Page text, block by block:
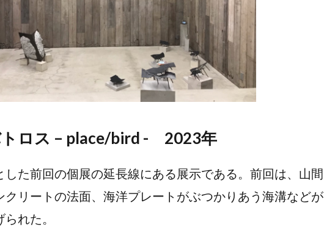
ロス – place/bird - 2023年
た前回の個展の延長線にある展示である。前回は、山間
リートの法面、海洋プレートがぶつかりあう海溝などが
れた。